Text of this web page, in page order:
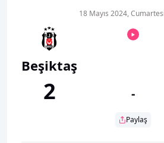
Beşiktaş
2
18 Mayıs 2024,
-
Paylaş